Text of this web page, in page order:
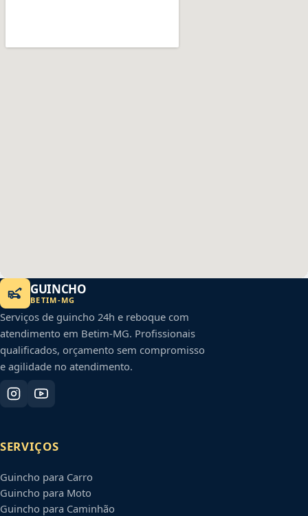
GUINCHO
BETIM-MG
Serviços de guincho 24h e reboque com
atendimento em Betim-MG. Profissionais
qualificados, orçamento sem compromisso
e agilidade no atendimento.
SERVIÇOS
Guincho para Carro
Guincho para Moto
Guincho para Caminhão